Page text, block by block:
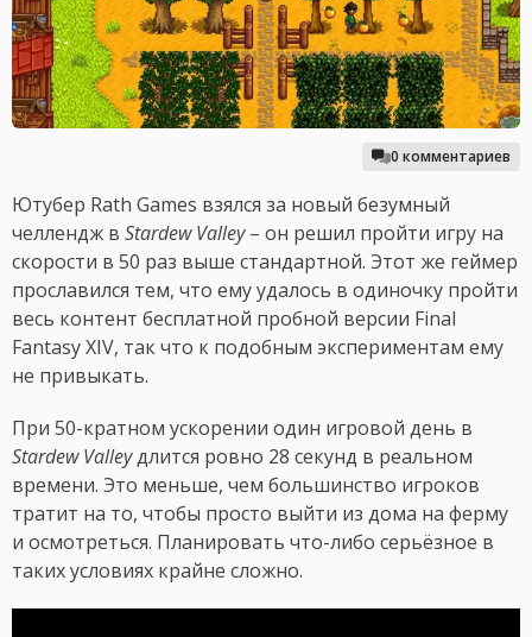
0 комментариев
Ютубер Rath Games взялся за новый безумный
челлендж в Stardew Valley– он решил пройти игру на
скорости в 50 раз выше стандартной. Этот же геймер
прославился тем, что ему удалось в одиночку пройти
весь контент бесплатной пробной версии Final
Fantasy XIV, так что к подобным экспериментам ему
не привыкать.
При 50-кратном ускорении один игровой день в
Stardew Valleyдлится ровно 28 секунд в реальном
времени. Это меньше, чем большинство игроков
тратит на то, чтобы просто выйти из дома на ферму
и осмотреться. Планировать что-либо серьёзное в
таких условиях крайне сложно.